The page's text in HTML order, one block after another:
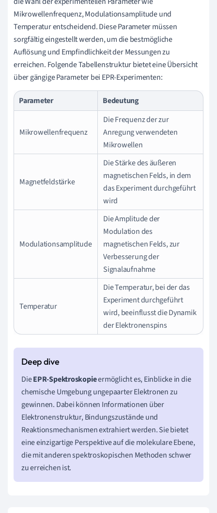
Mikrowellenfrequenz, Modulationsamplitude und
Temperatur entscheidend. Diese Parameter müssen
sorgfältig eingestellt werden, um die bestmögliche
Auflösung und Empfindlichkeit der Messungen zu
erreichen. Folgende Tabellenstruktur bietet eine Übersicht
über gängige Parameter bei EPR-Experimenten:
Parameter Bedeutung
Mikrowellenfrequenz
Die Frequenz der zur
Anregung verwendeten
Mikrowellen
Magnetfeldstärke
Die Stärke des äußeren
magnetischen Felds, in dem
das Experiment durchgeführt
wird
Modulationsamplitude
Die Amplitude der
Modulation des
magnetischen Felds, zur
Verbesserung der
Signalaufnahme
Temperatur
Die Temperatur, bei der das
Experiment durchgeführt
wird, beeinflusst die Dynamik
der Elektronenspins
DieEPR-Spektroskopieermöglicht es, Einblicke in die
chemische Umgebung ungepaarter Elektronen zu
gewinnen. Dabei können Informationen über
Elektronenstruktur, Bindungszustände und
Reaktionsmechanismen extrahiert werden. Sie bietet
eine einzigartige Perspektive auf die molekulare Ebene,
die mit anderen spektroskopischen Methoden schwer
zu erreichen ist.